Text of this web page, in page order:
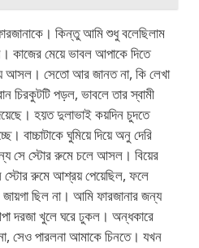
কিন্তু আমি শুধু বলেছিলাম
মেয়ে ভাবল আপাকে দিতে
আসল। সেতো আর জানত না, কি লেখা
পড়ল, ভাবলে তার স্বামী
হয়ত দুলাভাই কয়দিন চুদতে
বাচ্চাটাকে ঘুমিয়ে দিয়ে অনু দেরি
সে স্টোর রুমে চলে আসল। বিয়ের
স্টোর রুমে আশ্রয় পেয়েছিল, ফলে
ছিল না। আমি ফারজানার জন্য
দরজা খুলে ঘরে ঢুকল। অন্ধকারে
সেও পারলনা আমাকে চিনতে। যখন